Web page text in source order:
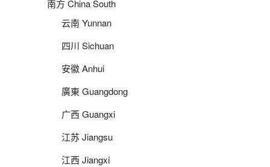
南方 China South
云南 Yunnan
四川 Sichuan
安徽 Anhui
廣東 Guangdong
广西 Guangxi
江苏 Jiangsu
江西 Jiangxi